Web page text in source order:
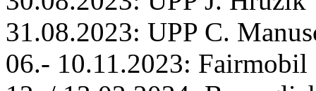
31.08.2023: UPP C.
06.- 10.11.2023: Fairmobil